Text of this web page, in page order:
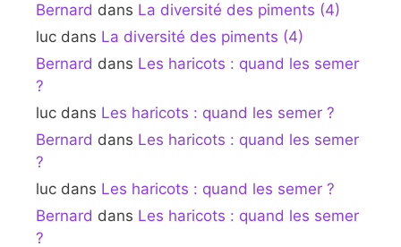
Bernard dans La diversité des piments (4)
luc dans La diversité des piments (4)
Bernard dans Les haricots : quand les semer
?
luc dans Les haricots : quand les semer ?
Bernard dans Les haricots : quand les semer
?
luc dans Les haricots : quand les semer ?
Bernard dans Les haricots : quand les semer
?